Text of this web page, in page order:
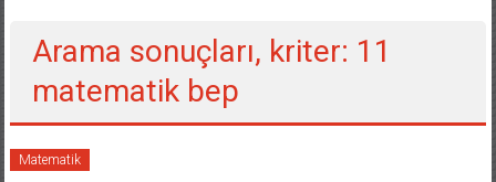
Arama sonuçları, kriter: 11
matematik bep
Matematik